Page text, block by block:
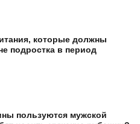
которые должны
подростка в период
пользуются мужской